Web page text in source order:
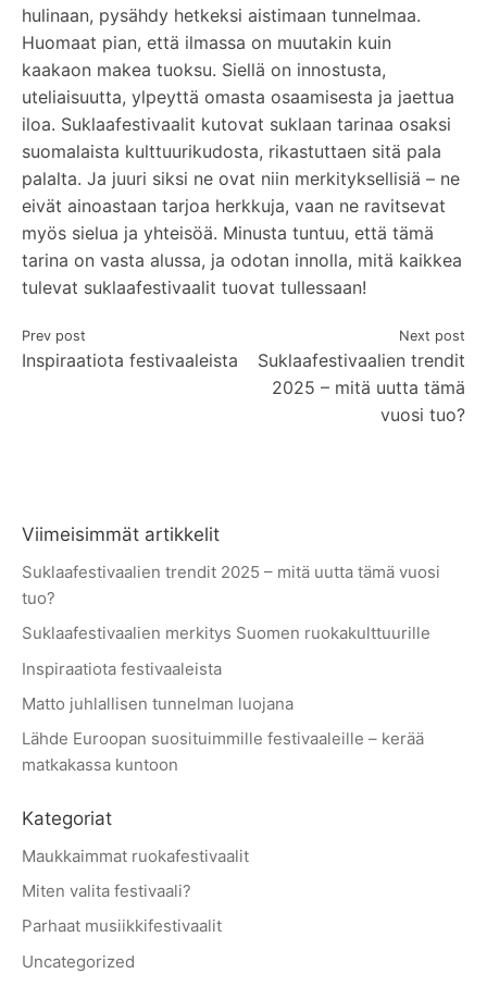
hulinaan, pysähdy hetkeksi aistimaan tunnelmaa.
Huomaat pian, että ilmassa on muutakin kuin
kaakaon makea tuoksu. Siellä on innostusta,
uteliaisuutta, ylpeyttä omasta osaamisesta ja jaettua
iloa. Suklaafestivaalit kutovat suklaan tarinaa osaksi
suomalaista kulttuurikudosta, rikastuttaen sitä pala
palalta. Ja juuri siksi ne ovat niin merkityksellisiä – ne
eivät ainoastaan tarjoa herkkuja, vaan ne ravitsevat
myös sielua ja yhteisöä. Minusta tuntuu, että tämä
tarina on vasta alussa, ja odotan innolla, mitä kaikkea
tulevat suklaafestivaalit tuovat tullessaan!
Artikkelien
selaus
Prev post
Inspiraatiota festivaaleista
Next post
Suklaafestivaalien trendit
2025 – mitä uutta tämä
vuosi tuo?
Viimeisimmät artikkelit
Suklaafestivaalien trendit 2025 – mitä uutta tämä vuosi
tuo?
Suklaafestivaalien merkitys Suomen ruokakulttuurille
Inspiraatiota festivaaleista
Matto juhlallisen tunnelman luojana
Lähde Euroopan suosituimmille festivaaleille – kerää
matkakassa kuntoon
Kategoriat
Maukkaimmat ruokafestivaalit
Miten valita festivaali?
Parhaat musiikkifestivaalit
Uncategorized